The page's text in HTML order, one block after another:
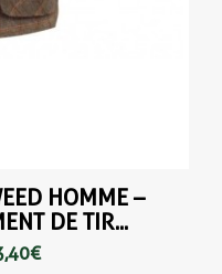
HOMME –
DE TIR...
€